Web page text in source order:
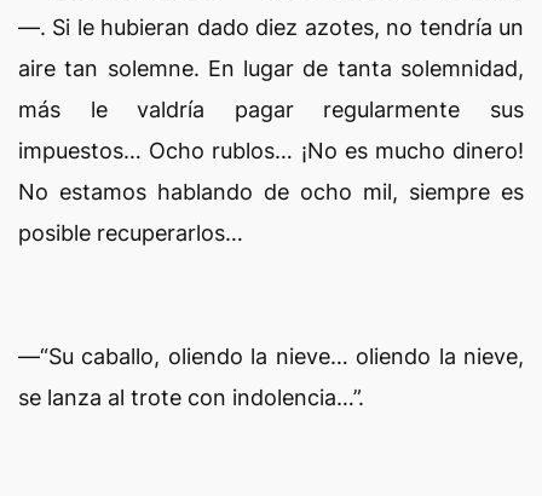
—. Si le hubieran dado diez azotes, no tendría un
aire tan solemne. En lugar de tanta solemnidad,
más le valdría pagar regularmente sus
impuestos… Ocho rublos… ¡No es mucho dinero!
No estamos hablando de ocho mil, siempre es
posible recuperarlos…
—“Su caballo, oliendo la nieve… oliendo la nieve,
se lanza al trote con indolencia…”.